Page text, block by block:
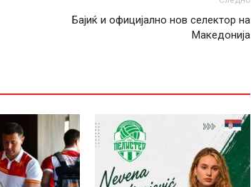
Бајиќ и официјално нов селектор на
Македонија